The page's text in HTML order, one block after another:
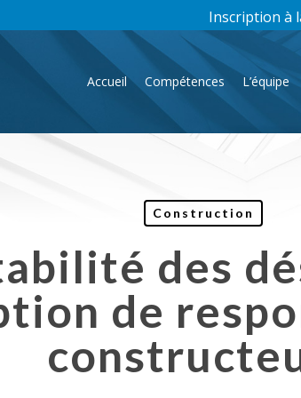
Accueil Compétences L’équipe
Inscription à
Construction
des
de